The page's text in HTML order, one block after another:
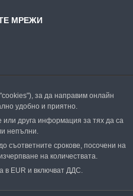
МРЕЖИ
за да направим онлайн
удобно и приятно.
друга информация за тях да са
непълни.
съответните срокове, посочени на
на количествата.
в EUR и включват ДДС.